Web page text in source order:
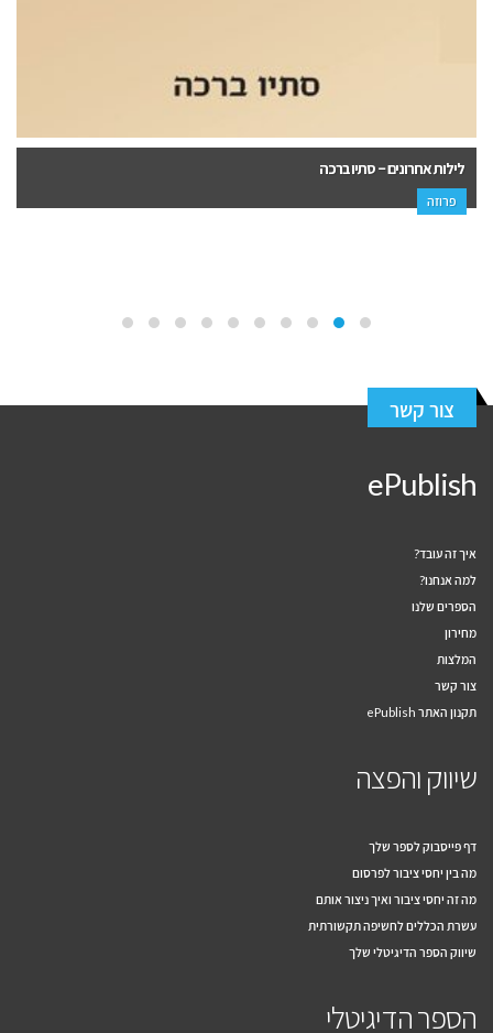
לילות אחרונים – סתיו ברכה
פרוזה
צור קשר
ePublish
איך זה עובד?
למה אנחנו?
הספרים שלנו
מחירון
המלצות
צור קשר
תקנון האתר ePublish
שיווק והפצה
דף פייסבוק לספר שלך
מה בין יחסי ציבור לפרסום
מה זה יחסי ציבור ואיך ניצור אותם
עשרת הכללים לחשיפה תקשורתית
שיווק הספר הדיגיטלי שלך
הספר הדיגיטלי